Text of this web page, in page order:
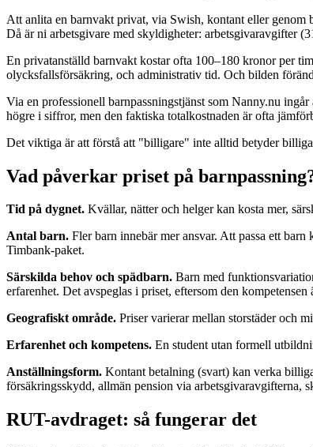
Att anlita en barnvakt privat, via Swish, kontant eller genom
Då är ni arbetsgivare med skyldigheter: arbetsgivaravgifter
En privatanställd barnvakt kostar ofta 100–180 kronor per
olycksfallsförsäkring, och administrativ tid. Och bilden
Via en professionell barnpassningstjänst som Nanny.nu
högre i siffror, men den faktiska totalkostnaden är ofta
Det viktiga är att förstå att "billigare" inte alltid betyder
Vad påverkar priset på
Tid på dygnet. Kvällar, nätter och helger kan kosta mer,
Antal barn. Fler barn innebär mer ansvar. Att passa ett
Timbank-paket.
Särskilda behov och spädbarn. Barn med
erfarenhet. Det avspeglas i priset, eftersom den
Geografiskt område. Priser varierar mellan storstäder och
Erfarenhet och kompetens. En student utan formell
Anställningsform. Kontant betalning (svart) kan verka
försäkringsskydd, allmän pension via arbetsgivaravgifterna,
RUT-avdraget: så fungerar det